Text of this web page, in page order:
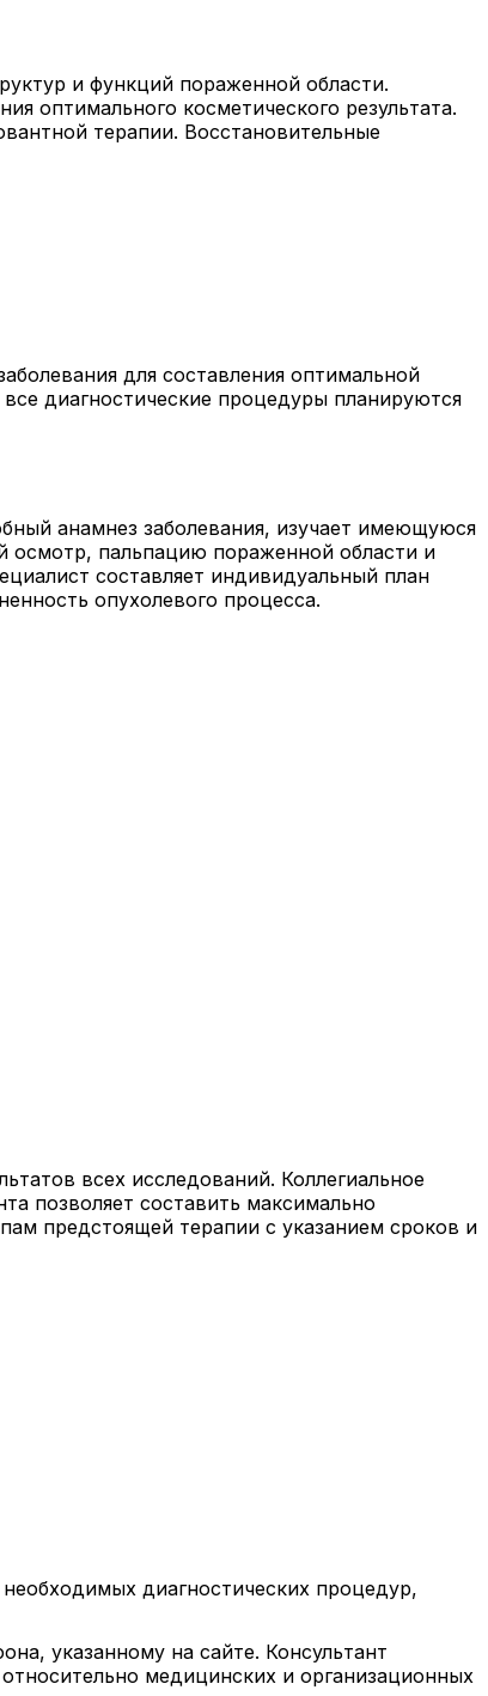
и функций пораженной области.
оптимального косметического результата.
терапии. Восстановительные
для составления оптимальной
диагностические процедуры планируются
анамнез заболевания, изучает имеющуюся
пальпацию пораженной области и
составляет индивидуальный план
опухолевого процесса.
всех исследований. Коллегиальное
позволяет составить максимально
предстоящей терапии с указанием сроков и
диагностических процедур,
указанному на сайте. Консультант
медицинских и организационных